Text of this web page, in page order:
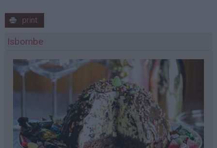
print
Isbombe